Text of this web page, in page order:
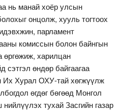
нь манай хоёр улсын
онцолж, хууль тогтоох
парламент
комиссын болон байнгын
харилцан
сэтгэл өндөр байгаагаа
Их Хурал ОХУ-тай хөгжүүлж
өгдөг бөгөөд Монгол
тухай Засгийн газар